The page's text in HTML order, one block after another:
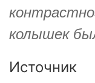
колышек
Источник